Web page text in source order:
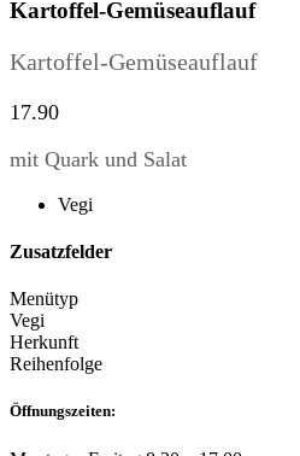
Kartoffel-Gemüseauflauf
Kartoffel-Gemüseauflauf
17.90
mit Quark und Salat
Vegi
Zusatzfelder
Menütyp
Vegi
Herkunft
Reihenfolge
Öffnungszeiten: